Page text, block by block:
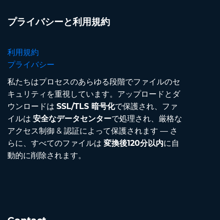
プライバシーと利用規約
利用規約
プライバシー
私たちはプロセスのあらゆる段階でファイルのセ
キュリティを重視しています。アップロードとダ
ウンロードは SSL/TLS 暗号化で保護され、ファ
イルは 安全なデータセンターで処理され、厳格な
アクセス制御 & 認証によって保護されます — さ
らに、すべてのファイルは 変換後120分以内に自
動的に削除されます。